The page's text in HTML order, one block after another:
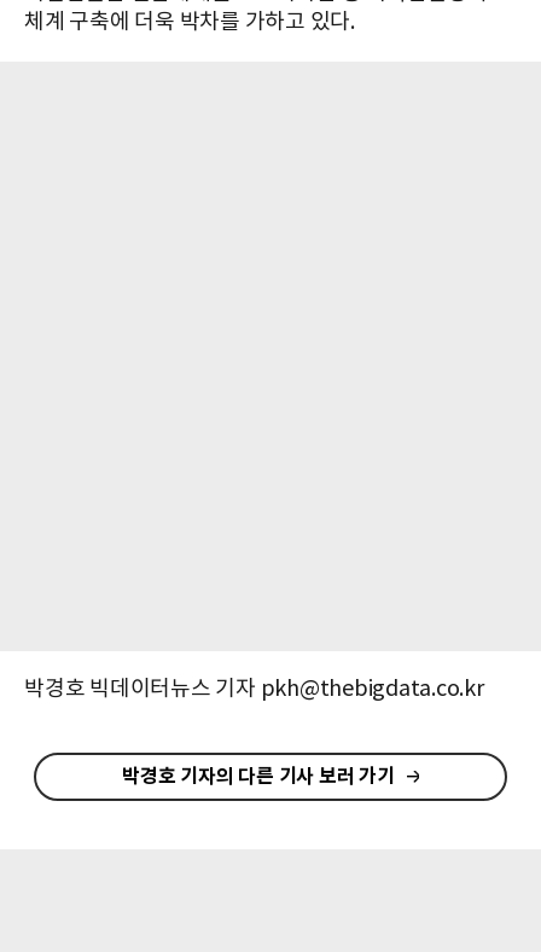
체계 구축에 더욱 박차를 가하고 있다.
박경호 빅데이터뉴스 기자 pkh@thebigdata.co.kr
박경호 기자의 다른 기사 보러 가기